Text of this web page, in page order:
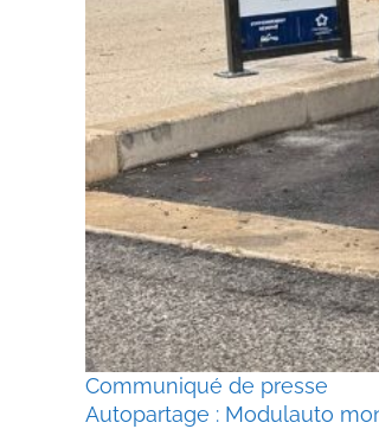
Communiqué de presse
Autopartage : Modulauto